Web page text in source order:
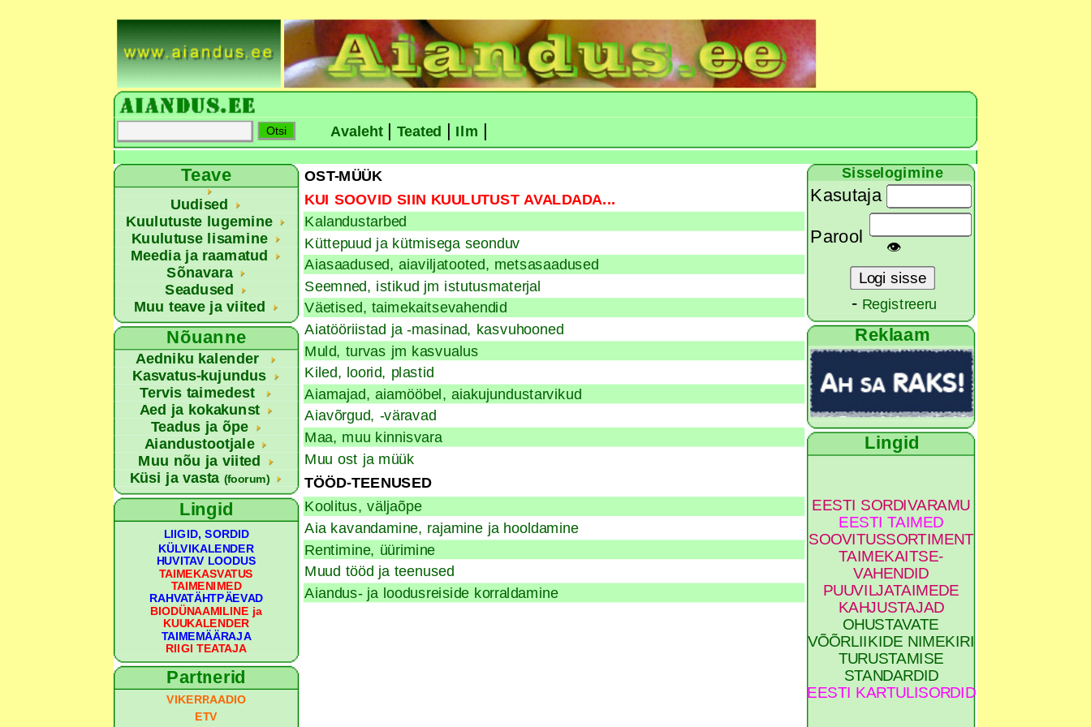
Avaleht| Teated Ilm
Teave
Uudised
Kuulutuste lugemine
Kuulutuse lisamine
Meedia ja raamatud
Sõnavara
Seadused
Muu teave ja viited
Nõuanne
Aedniku kalender
Kasvatus-kujundus
Tervis taimedest
Aed ja kokakunst
Teadus ja õpe
Aiandustootjale
Muu nõu ja viited
Küsi ja vasta (foorum)
Lingid
LIIGID, SORDID
KÜLVIKALENDER
HUVITAV LOODUS
TAIMEKASVATUS
TAIMENIMED
RAHVATÄHTPÄEVAD
BIODÜNAAMILINE ja
KUUKALENDER
TAIMEMÄÄRAJA
RIIGI TEATAJA
Partnerid
VIKERRAADIO
ETV
OST-MÜÜK
KUI SOOVID SIIN KUULUTUST AVALDADA...
Kalandustarbed
Küttepuud ja kütmisega seonduv
Aiasaadused, aiaviljatooted, metsasaadused
Seemned, istikud jm istutusmaterjal
Väetised, taimekaitsevahendid
Aiatööriistad ja -masinad, kasvuhooned
Muld, turvas jm kasvualus
Kiled, loorid, plastid
Aiamajad, aiamööbel, aiakujundustarvikud
Aiavõrgud, -väravad
Maa, muu kinnisvara
Muu ost ja müük
TÖÖD-TEENUSED
Koolitus, väljaõpe
Aia kavandamine, rajamine ja hooldamine
Rentimine, üürimine
Muud tööd ja teenused
Aiandus- ja loodusreiside korraldamine
Sisselogimine
Kasutaja
Parool
👁
- Registreeru
Reklaam
Lingid
EESTI SORDIVARAMU
EESTI TAIMED
SOOVITUSSORTIMENT
TAIMEKAITSE-
VAHENDID
PUUVILJATAIMEDE
KAHJUSTAJAD
OHUSTAVATE
VÕÕRLIIKIDE NIMEKIRI
TURUSTAMISE
STANDARDID
EESTI KARTULISORDID